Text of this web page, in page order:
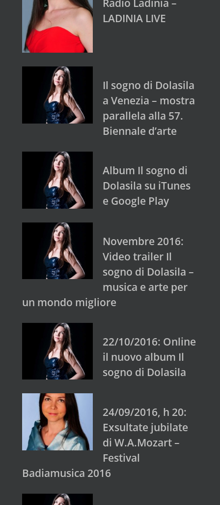
Radio Ladinia –
LADINIA LIVE
Il sogno di Dolasila
a Venezia – mostra
parallela alla 57.
Biennale d’arte
Album Il sogno di
Dolasila su iTunes
e Google Play
Novembre 2016:
Video trailer Il
sogno di Dolasila –
musica e arte per
un mondo migliore
22/10/2016: Online
il nuovo album Il
sogno di Dolasila
24/09/2016, h 20:
Exsultate jubilate
di W.A.Mozart –
Festival
Badiamusica 2016